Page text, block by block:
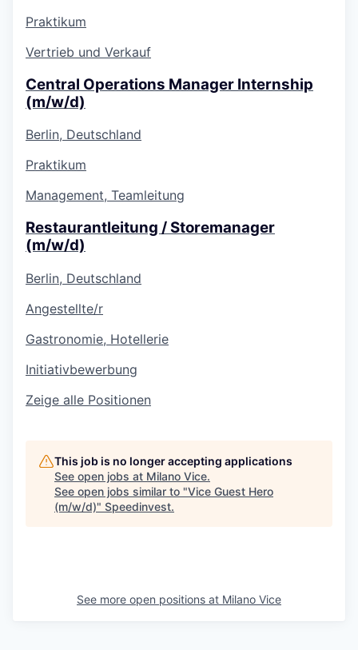
Praktikum
Vertrieb und Verkauf
Central Operations Manager Internship
(m/w/d)
Berlin, Deutschland
Praktikum
Management, Teamleitung
Restaurantleitung / Storemanager
(m/w/d)
Berlin, Deutschland
Angestellte/r
Gastronomie, Hotellerie
Initiativbewerbung
Zeige alle Positionen
This job is no longer accepting applications
See open jobs at Milano Vice.
See open jobs similar to "Vice Guest Hero
(m/w/d)" Speedinvest.
See more open positions at Milano Vice